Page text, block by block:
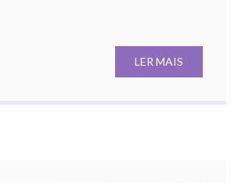
LER MAIS